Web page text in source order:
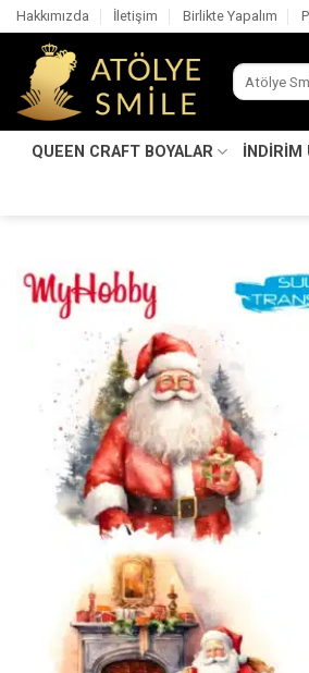
İçeriğe
atla
Hakkımızda İletişim Birlikte Yapalım
Ara:
QUEEN CRAFT BOYALAR İNDİRİM